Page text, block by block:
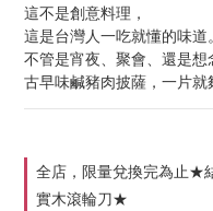
這不是創意料理，
這是台灣人一吃就懂的味道。
不管是宵夜、聚會、還是想
古早味鹹豬肉披薩，一片就
全店，限量兌換完為止★
實木滾輪刀★